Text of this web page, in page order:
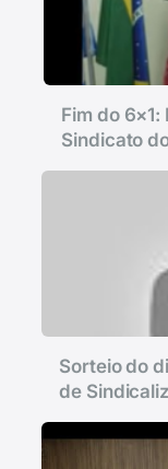
Fim do
Sindicato
Sorteio do
de